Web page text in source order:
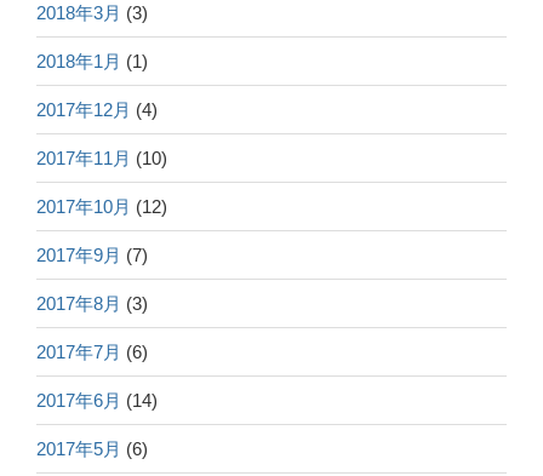
2018年3月 (3)
2018年1月 (1)
2017年12月 (4)
2017年11月 (10)
2017年10月 (12)
2017年9月 (7)
2017年8月 (3)
2017年7月 (6)
2017年6月 (14)
2017年5月 (6)